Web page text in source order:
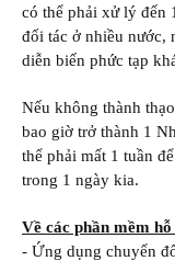
có thể phải xử lý đến
đối tác ở nhiều nước,
diễn biến phức tạp
Nếu không thành
bao giờ trở thành 1
thể phải mất 1 tuần
trong 1 ngày kia.
Về các phần mềm
- Ứng dụng chuyển